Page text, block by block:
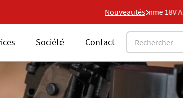
Nouveautés
Nouvelle gamme 18V ALSAFIX
Société Contact